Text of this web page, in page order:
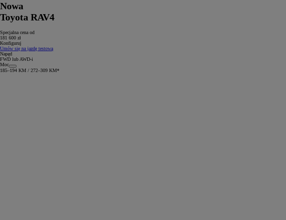
Nowa
Toyota RAV4
Specjalna cena od
181 600 zł
Konfiguruj
Umów się na jazdę testową
Napęd
FWD lub AWD-i
Moc
185–194 KM / 272–309 KM*